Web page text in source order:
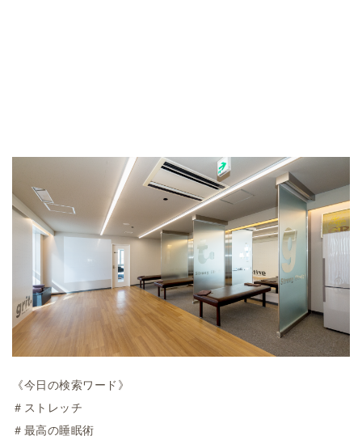
《今日の検索ワード》
＃ストレッチ
＃最高の睡眠術